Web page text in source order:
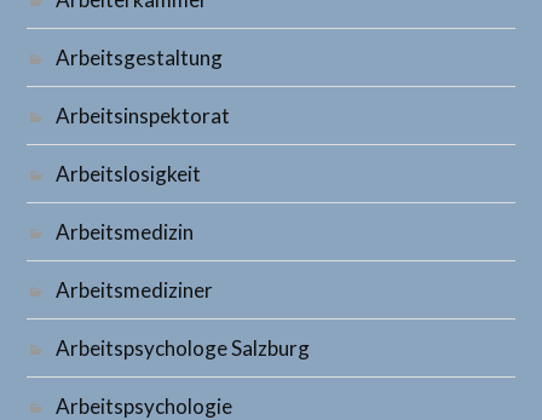
Arbeitsgestaltung
Arbeitsinspektorat
Arbeitslosigkeit
Arbeitsmedizin
Arbeitsmediziner
Arbeitspsychologe Salzburg
Arbeitspsychologie